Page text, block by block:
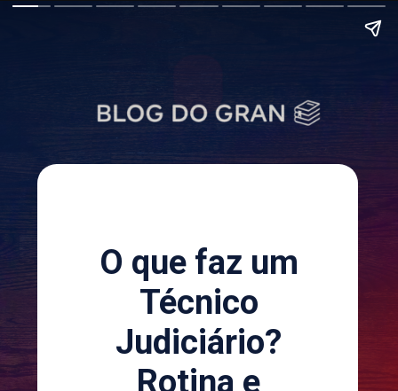
O que faz um
Técnico
Judiciário?
Rotina e